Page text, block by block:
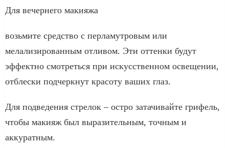
Для вечернего макияжа
возьмите средство с перламутровым или
мелализированным отливом. Эти оттенки будут
эффектно смотреться при искусственном освещении,
отблески подчеркнут красоту ваших глаз.
Для подведения стрелок – остро затачивайте грифель,
чтобы макияж был выразительным, точным и
аккуратным.